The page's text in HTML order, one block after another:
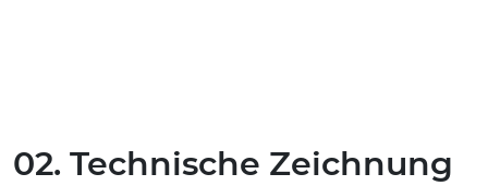
02. Technische Zeichnung